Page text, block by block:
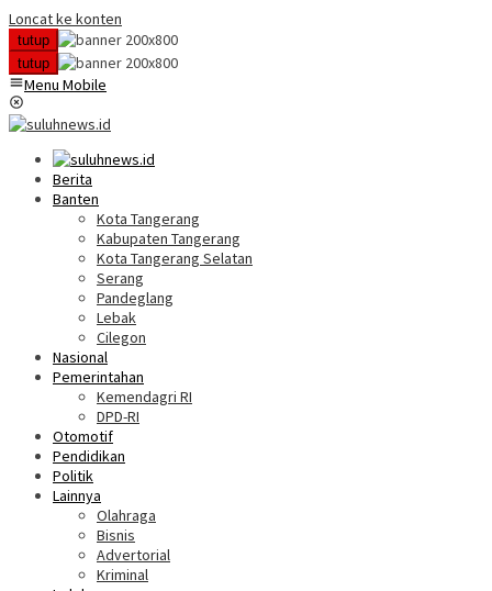
Loncat ke konten
tutup
tutup
Menu Mobile
Berita
Banten
Kota Tangerang
Kabupaten Tangerang
Kota Tangerang Selatan
Serang
Pandeglang
Lebak
Cilegon
Nasional
Pemerintahan
Kemendagri RI
DPD-RI
Otomotif
Pendidikan
Politik
Lainnya
Olahraga
Bisnis
Advertorial
Kriminal